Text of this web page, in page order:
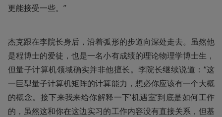
更能接受一些。”
杰克跟在李院长身后，沿着弧形的步道向深处走去。虽然他
是程博士的爱徒，也是一名小有成绩的理论物理学博士生，
但量子计算机领域确实并非他擅长。李院长继续说道：“这
一巨型量子计算机矩阵的计算能力，想必你应该有一个大概
的概念。接下来我来给你解释一下‘机遇室’到底是如何工作
的，虽然这和你在这边实习的工作内容没有直接关系，但基